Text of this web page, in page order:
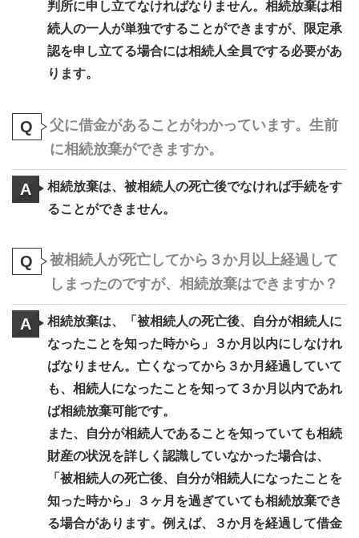
判所に申し立てなければなりません。相続放棄は相
続人の一人が単独ですることができますが、限定承
認を申し立てる場合には相続人全員でする必要があ
ります。
Q
父に借金があることがわかっています。生前
に相続放棄ができますか。
A
相続放棄は、被相続人の死亡後でなければ手続をす
ることができません。
Q
被相続人が死亡してから３か月以上経過して
しまったのですが、相続放棄はできますか？
A
相続放棄は、「被相続人の死亡後、自分が相続人に
なったことを知った時から」３か月以内にしなけれ
ばなりません。亡くなってから３か月経過していて
も、相続人になったことを知って３か月以内であれ
ば相続放棄可能です。
また、自分が相続人であることを知っていても相続
財産の状況を詳しく認識していなかった場合は、
「被相続人の死亡後、自分が相続人になったことを
知った時から」３ヶ月を過ぎていても相続放棄でき
る場合があります。例えば、３か月を経過して借金